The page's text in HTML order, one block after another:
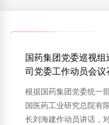
国药集团党委巡视
司党委工作动员会议
根据国药集团党委统一
国医药工业研究总院有
长刘海建作动员讲话，